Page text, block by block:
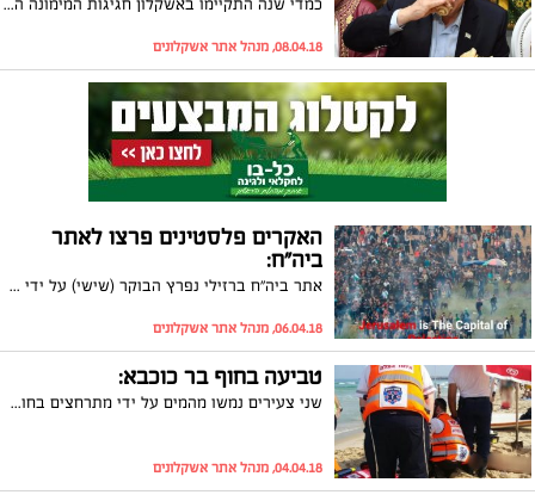
כמדי שנה התקיימו באשקלון חגיגות המימונה המסורתיות: נשיא המדינה, ראובן ריבלין, שוב היה אורח הכבוד בבית משפחת סבח. וגם: אילו עוד שרים ביקרו בעיר, מי מהפוליטיקאים המקומיים קיים סבב מימונות
08.04.18, מנהל אתר אשקלונים
האקרים פלסטינים פרצו לאתר
ביה"ח:
אתר ביה"ח ברזילי נפרץ הבוקר (שישי) על ידי האקרים פרו-פלסטינים ששתלו בו תמונה עם כיתוב: "ירושלים בירת פלסטין"
06.04.18, מנהל אתר אשקלונים
טביעה בחוף בר כוכבא:
שני צעירים נמשו מהמים על ידי מתרחצים בחוף בר כןכבא לאחר שככל הנראה נסחפו והחלו לטבוע. הם פונו לביה"ח ברזילי במצב קל ובינוני
04.04.18, מנהל אתר אשקלונים